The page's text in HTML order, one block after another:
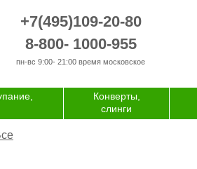
+7(495)109-20-80
8-800- 1000-955
пн-вс 9:00- 21:00 время московское
Конверты,
слинги